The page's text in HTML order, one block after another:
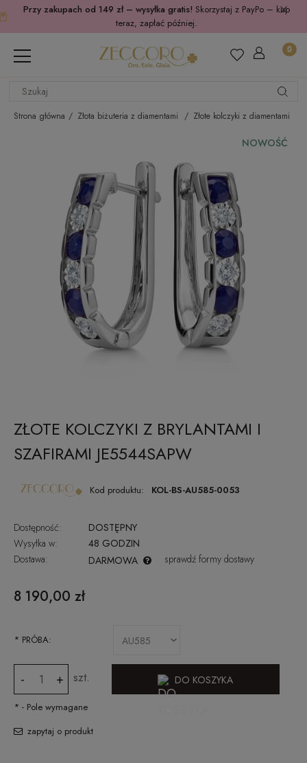
Przy zakupach od 149 zł – wysyłka gratis! Skorzystaj z PayPo – kup
teraz, zapłać później.
Strona główna Złota biżuteria z diamentami Złote kolczyki z diamentami
NOWOŚĆ
ZŁOTE KOLCZYKI Z BRYLANTAMI I
SZAFIRAMI JE5544SAPW
Kod produktu: KOL-BS-AU585-0053
Dostępność:
DOSTĘPNY
Wysyłka w:
48 GODZIN
Dostawa:
DARMOWA sprawdź formy dostawy
8 190,00 zł
* PRÓBA:
- + szt. DO KOSZYKA
* - Pole wymagane
zapytaj o produkt